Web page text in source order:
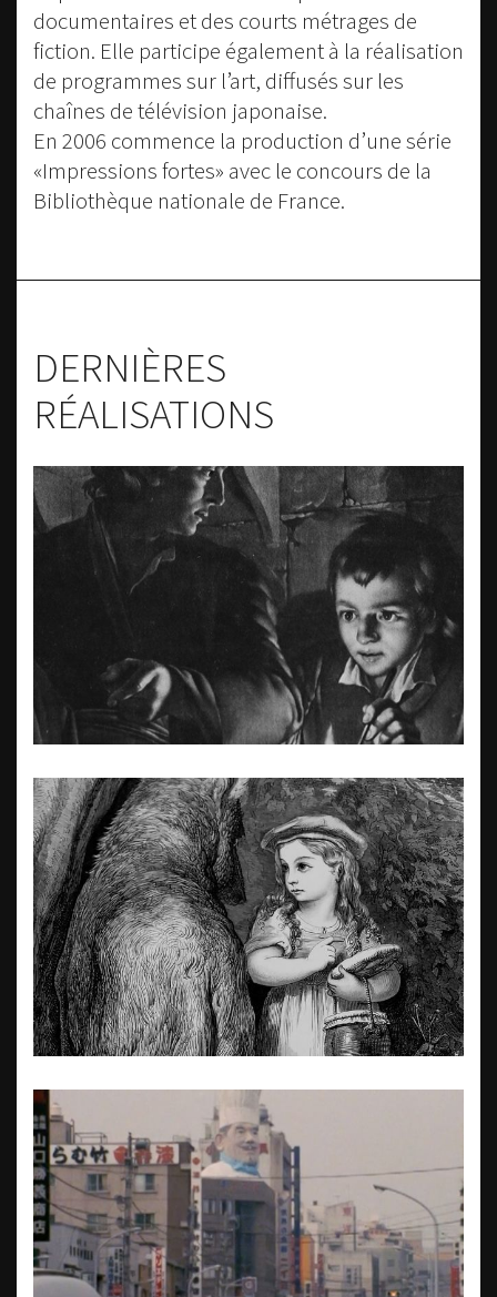
documentaires et des courts métrages de
fiction. Elle participe également à la réalisation
de programmes sur l’art, diffusés sur les
chaînes de télévision japonaise.
En 2006 commence la production d’une série
«Impressions fortes» avec le concours de la
Bibliothèque nationale de France.
DERNIÈRES
RÉALISATIONS